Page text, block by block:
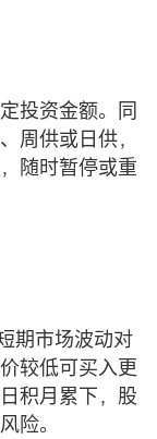
投资金额。同
周供或日供，
随时暂停或重
期市场波动对
较低可买入更
积月累下，股
险。